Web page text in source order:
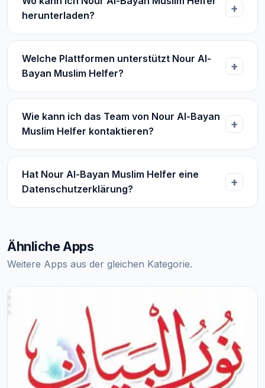
herunterladen?
Welche Plattformen unterstützt Nour Al-
Bayan Muslim Helfer?
Wie kann ich das Team von Nour Al-Bayan
Muslim Helfer kontaktieren?
Hat Nour Al-Bayan Muslim Helfer eine
Datenschutzerklärung?
Ähnliche Apps
Weitere Apps aus der gleichen Kategorie.